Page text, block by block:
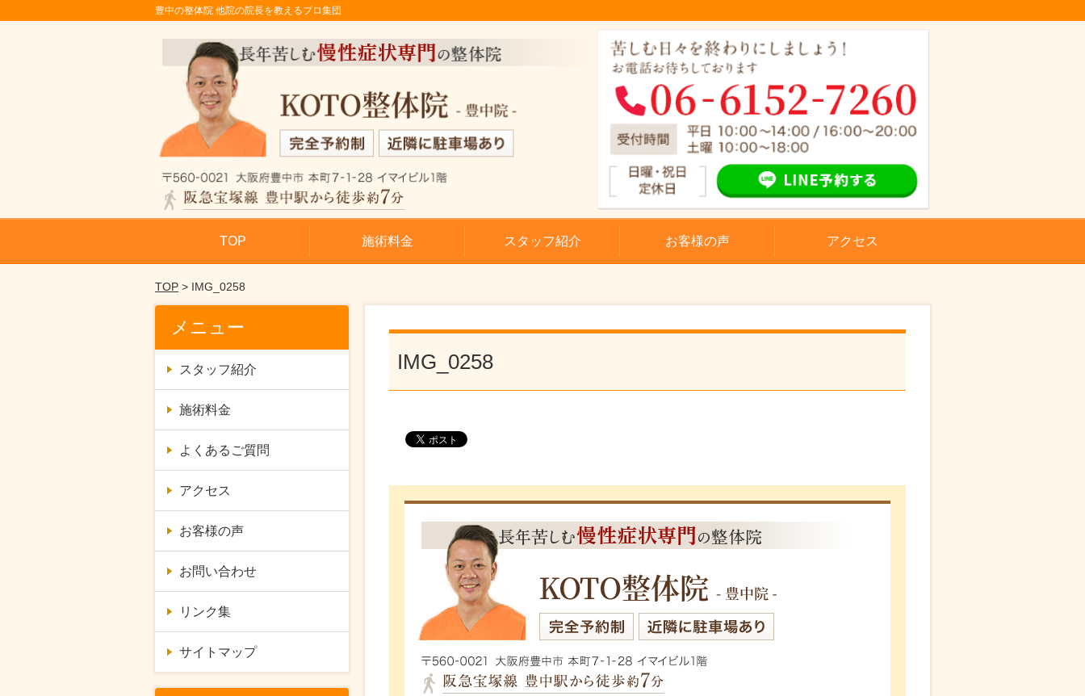
豊中の整体院 他院の院長を教えるプロ集団
TOP 施術料金 スタッフ紹介 お客様の声 アクセス
TOP > IMG_0258
IMG_0258
メニュー
スタッフ紹介
施術料金
よくあるご質問
アクセス
お客様の声
お問い合わせ
リンク集
サイトマップ